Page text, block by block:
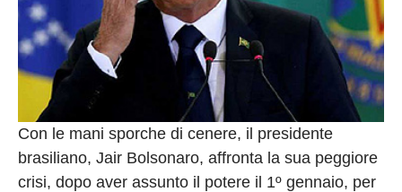
Con le mani sporche di cenere, il presidente
brasiliano, Jair Bolsonaro, affronta la sua peggiore
crisi, dopo aver assunto il potere il 1º gennaio, per